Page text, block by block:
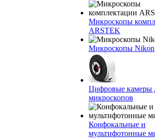
Микроскопы
ARSTEK
Микроскопы Nikon
Цифровые камеры
микроскопов
Конфокальные и
мультифотонные